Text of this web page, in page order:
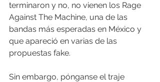
terminaron y no, no vienen los Rage
Against The Machine, una de las
bandas más esperadas en México y
que apareció en varias de las
propuestas fake.
Sin embargo, pónganse el traje